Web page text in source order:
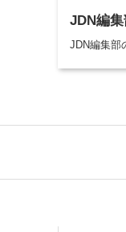
JDN編集
JDN編集部